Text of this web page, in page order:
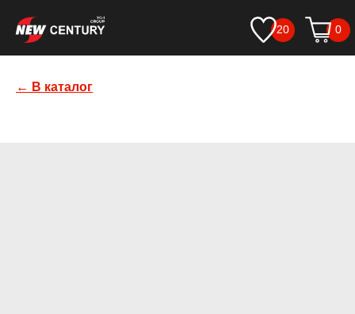
0
20
← В каталог